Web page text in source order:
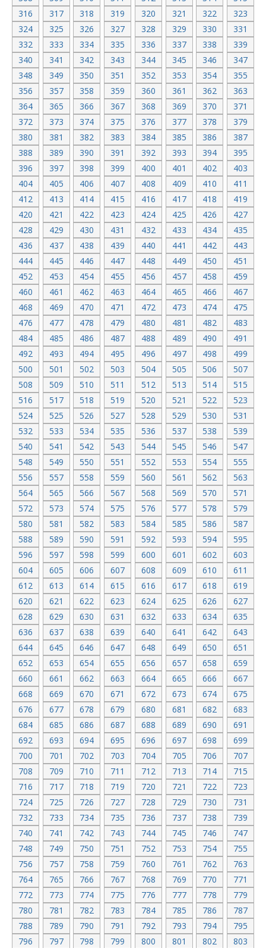
316
317 318 319 320 321 322
323
324
325 326 327 328 329 330
331
332
333 334 335 336 337 338
339
340
341 342 343 344 345 346
347
348
349 350 351 352 353 354
355
356
357 358 359 360 361 362
363
364
365 366 367 368 369 370
371
372
373 374 375 376 377 378
379
380
381 382 383 384 385 386
387
388
389 390 391 392 393 394
395
396
397 398 399 400 401 402
403
404
405 406 407 408 409 410
411
412
413 414 415 416 417 418
419
420
421 422 423 424 425 426
427
428
429 430 431 432 433 434
435
436
437 438 439 440 441 442
443
444
445 446 447 448 449 450
451
452
453 454 455 456 457 458
459
460
461 462 463 464 465 466
467
468
469 470 471 472 473 474
475
476
477 478 479 480 481 482
483
484
485 486 487 488 489 490
491
492
493 494 495 496 497 498
499
500
501 502 503 504 505 506
507
508
509 510 511 512 513 514
515
516
517 518 519 520 521 522
523
524
525 526 527 528 529 530
531
532
533 534 535 536 537 538
539
540
541 542 543 544 545 546
547
548
549 550 551 552 553 554
555
556
557 558 559 560 561 562
563
564
565 566 567 568 569 570
571
572
573 574 575 576 577 578
579
580
581 582 583 584 585 586
587
588
589 590 591 592 593 594
595
596
597 598 599 600 601 602
603
604
605 606 607 608 609 610
611
612
613 614 615 616 617 618
619
620
621 622 623 624 625 626
627
628
629 630 631 632 633 634
635
636
637 638 639 640 641 642
643
644
645 646 647 648 649 650
651
652
653 654 655 656 657 658
659
660
661 662 663 664 665 666
667
668
669 670 671 672 673 674
675
676
677 678 679 680 681 682
683
684
685 686 687 688 689 690
691
692
693 694 695 696 697 698
699
700
701 702 703 704 705 706
707
708
709 710 711 712 713 714
715
716
717 718 719 720 721 722
723
724
725 726 727 728 729 730
731
732
733 734 735 736 737 738
739
740
741 742 743 744 745 746
747
748
749 750 751 752 753 754
755
756
757 758 759 760 761 762
763
764
765 766 767 768 769 770
771
772
773 774 775 776 777 778
779
780
781 782 783 784 785 786
787
788
789 790 791 792 793 794
795
796
797 798 799 800 801 802
803